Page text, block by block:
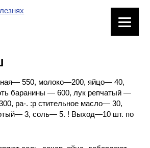
550, молоко—200, яйцо— 40,
баранины — 600, лук репчатый —
pa-. :р стительное масло— 30,
3, соль— 5. ! Выход—10 шт. по